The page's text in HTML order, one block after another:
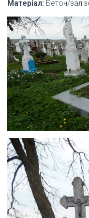
Матеріал: Бетон/